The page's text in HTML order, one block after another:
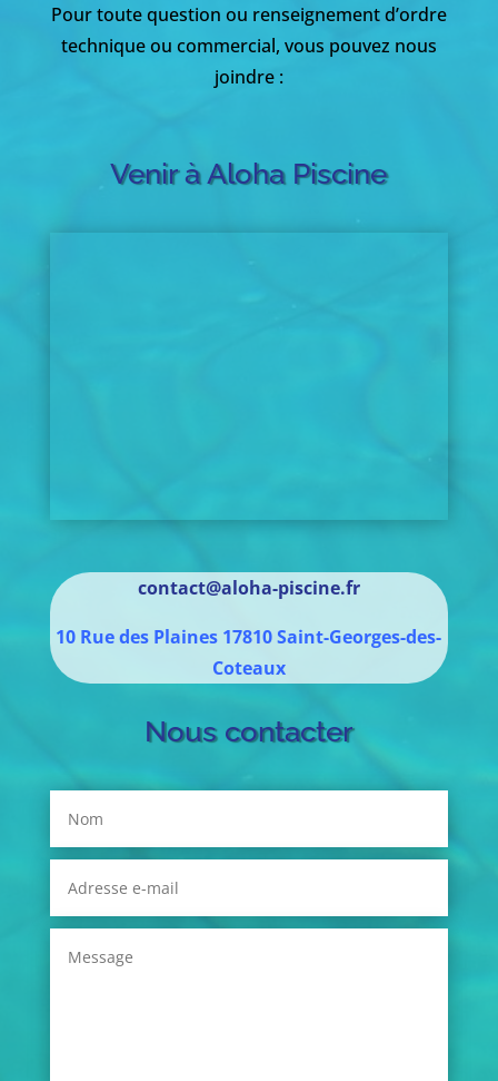
Pour toute question ou renseignement d’ordre
technique ou commercial, vous pouvez nous
joindre :
Venir à Aloha Piscine
contact@aloha-piscine.fr
10 Rue des Plaines 17810Saint-Georges-des-
Coteaux
Nous contacter